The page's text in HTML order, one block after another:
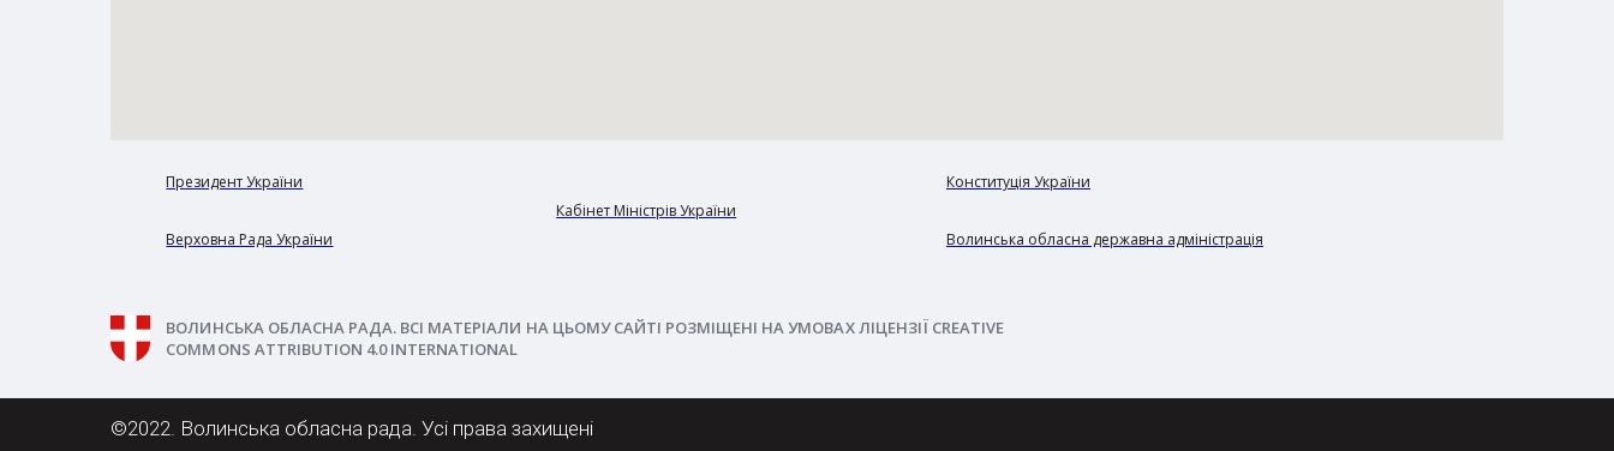
Президент України
Верховна Рада України
Кабінет Міністрів України
Конституція України
Волинська обласна державна адміністрація
ВОЛИНСЬКА ОБЛАСНА РАДА. ВСІ МАТЕРІАЛИ НА ЦЬОМУ САЙТІ РОЗМІЩЕНІ НА УМОВАХ ЛІЦЕНЗІЇ CREATIVE
COMMONS ATTRIBUTION 4.0 INTERNATIONAL
©2022. Волинська обласна рада. Усі права захищені